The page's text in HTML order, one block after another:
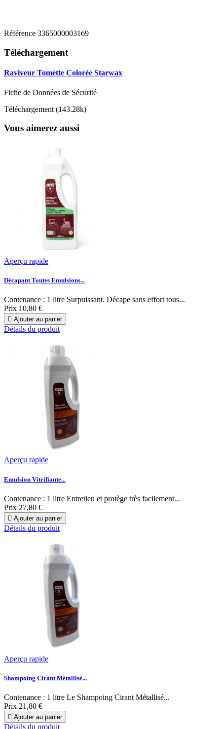
Référence 3365000003169
Téléchargement
Raviveur Tomette Colorée Starwax
Fiche de Données de Sécurité
Téléchargement (143.28k)
Vous aimerez aussi
Aperçu rapide
Décapant Toutes Emulsions...
Contenance : 1 litre Surpuissant. Décape sans effort tous...
Prix 10,80 €
 Ajouter au panier
Détails du produit
Aperçu rapide
Emulsion Vitrifiante...
Contenance : 1 litre Entretien et protège très facilement...
Prix 27,80 €
 Ajouter au panier
Détails du produit
Aperçu rapide
Shampoing Cirant Métallisé...
Contenance : 1 litre Le Shampoing Cirant Métallisé...
Prix 21,80 €
 Ajouter au panier
Détails du produit